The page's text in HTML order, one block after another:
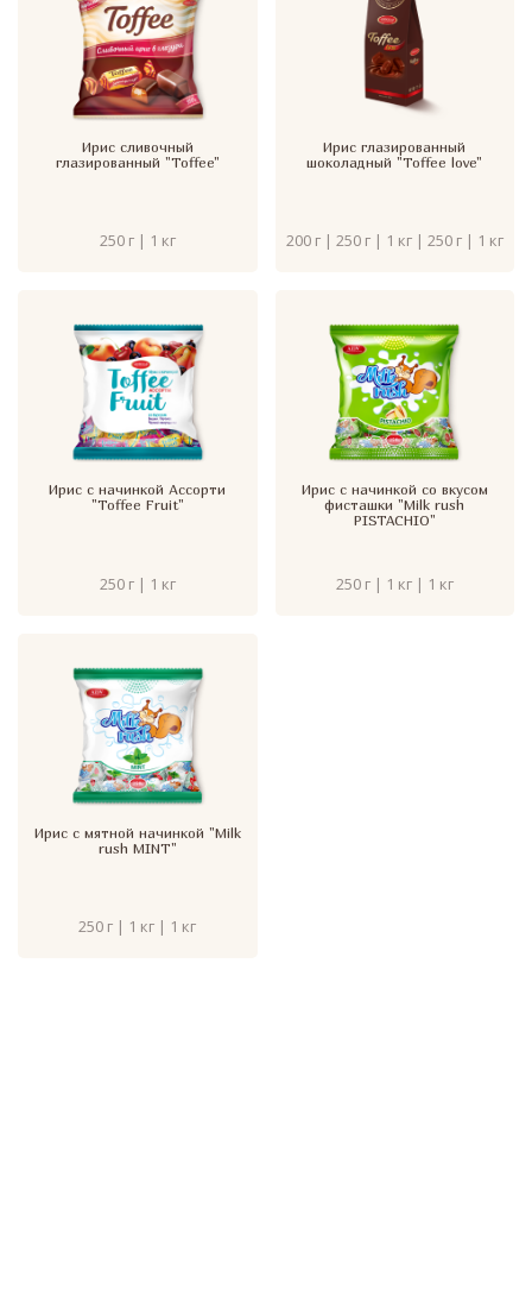
Ирис сливочный
глазированный "Toffee"
250 г | 1 кг
Ирис глазированный
шоколадный "Toffee love"
200 г | 250 г | 1 кг | 250 г | 1 кг
Ирис с начинкой Ассорти
"Toffee Fruit"
250 г | 1 кг
Ирис с начинкой со вкусом
фисташки "Milk rush
PISTACHIO"
250 г | 1 кг | 1 кг
Ирис с мятной начинкой "Milk
rush MINT"
250 г | 1 кг | 1 кг